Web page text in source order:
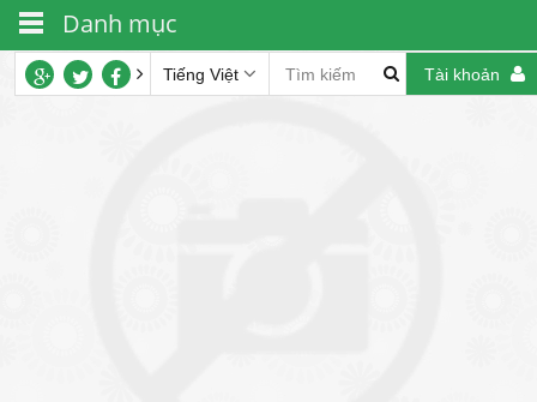
Tài khoản
Tiếng Việt
Danh mục